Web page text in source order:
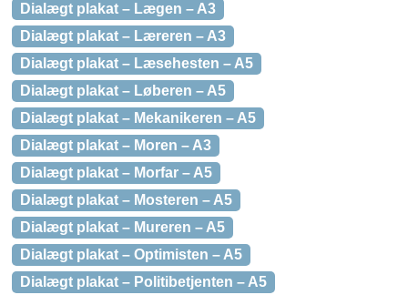
Dialægt plakat – Lægen – A3
Dialægt plakat – Læreren – A3
Dialægt plakat – Læsehesten – A5
Dialægt plakat – Løberen – A5
Dialægt plakat – Mekanikeren – A5
Dialægt plakat – Moren – A3
Dialægt plakat – Morfar – A5
Dialægt plakat – Mosteren – A5
Dialægt plakat – Mureren – A5
Dialægt plakat – Optimisten – A5
Dialægt plakat – Politibetjenten – A5